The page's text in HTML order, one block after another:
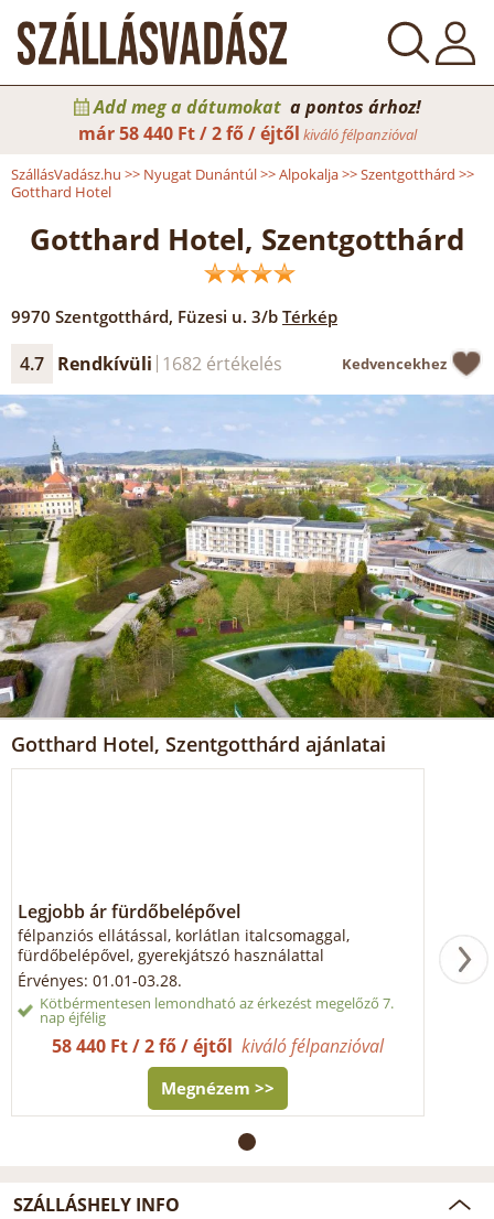
Add meg a dátumokat a pontos árhoz!
már58 440 Ft / 2 fő / éjtől kiváló félpanzióval
SzállásVadász.hu >> Nyugat Dunántúl>>Alpokalja>>Szentgotthárd >>
Gotthard Hotel
Gotthard Hotel, Szentgotthárd
9970 Szentgotthárd, Füzesi u. 3/b Térkép
4.7 Rendkívüli 1682 értékelés Kedvencekhez
Gotthard Hotel, Szentgotthárd ajánlatai
Legjobb ár fürdőbelépővel
félpanziós ellátással, korlátlan italcsomaggal,
fürdőbelépővel, gyerekjátszó használattal
Érvényes: 01.01-03.28.
Kötbérmentesen lemondható az érkezést megelőző 7.
nap éjfélig
58 440 Ft / 2 fő / éjtől kiváló félpanzióval
Megnézem >>
SZÁLLÁSHELY INFO